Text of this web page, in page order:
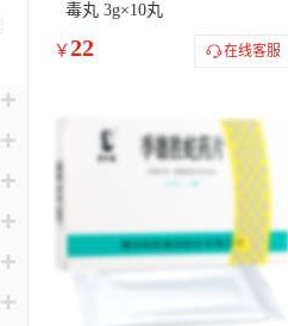
毒丸 3g×10丸
￥ 22 在线客服